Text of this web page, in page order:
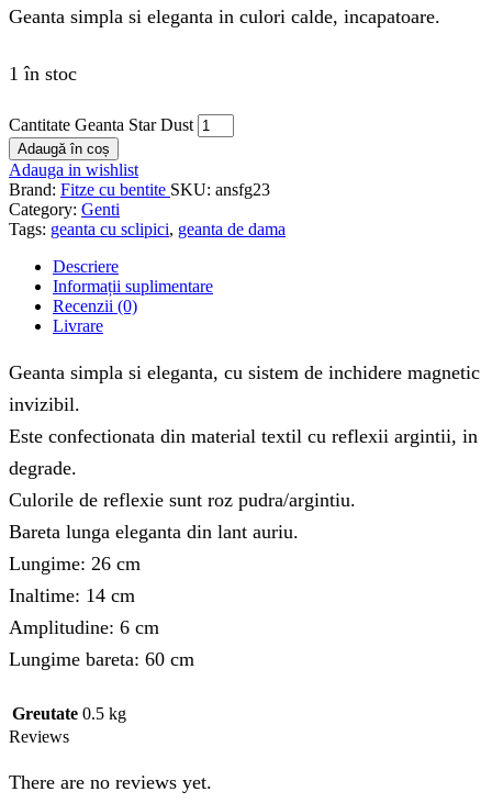
Geanta simpla si eleganta in culori calde, incapatoare.
1 în stoc
Cantitate Geanta Star Dust
Adaugă în coș
Adauga in wishlist
Brand: Fitze cu bentite SKU: ansfg23
Category: Genti
Tags: geanta cu sclipici, geanta de dama
Descriere
Informații suplimentare
Recenzii (0)
Livrare
Geanta simpla si eleganta, cu sistem de inchidere magnetic
invizibil.
Este confectionata din material textil cu reflexii argintii, in
degrade.
Culorile de reflexie sunt roz pudra/argintiu.
Bareta lunga eleganta din lant auriu.
Lungime: 26 cm
Inaltime: 14 cm
Amplitudine: 6 cm
Lungime bareta: 60 cm
Greutate 0.5 kg
Reviews
There are no reviews yet.